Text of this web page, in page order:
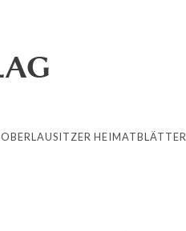
OBERLAUSITZER HEIMATBLÄTTER